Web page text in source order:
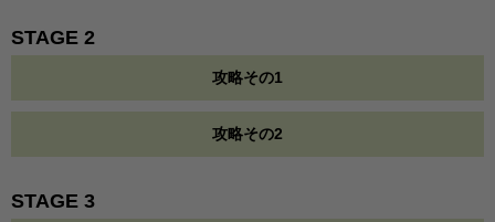
STAGE 2
攻略その1
攻略その2
STAGE 3